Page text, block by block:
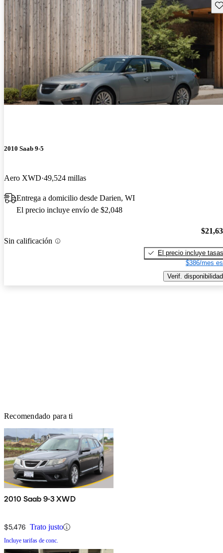
2010 Saab 9-5
Aero XWD 49,524 millas
Entrega a domicilio desde Darien, WI
El precio incluye envío de $2,048
Sin calificación
El precio incluye tasas
$386/mes
Verif. disponibilidad
Recomendado para ti
2010 Saab 9-3 XWD
$5,476 Trato justo
Incluye tarifas de conc.